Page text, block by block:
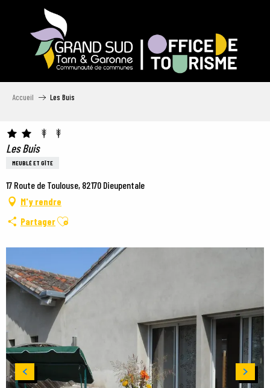
Accueil Les Buis
Les Buis
MEUBLÉ ET GÎTE
17 Route de Toulouse, 82170 Dieupentale
M'y rendre
PartagerAjouter aux favoris